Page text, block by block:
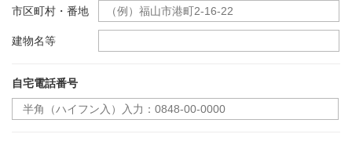
市区町村・番地
建物名等
自宅電話番号